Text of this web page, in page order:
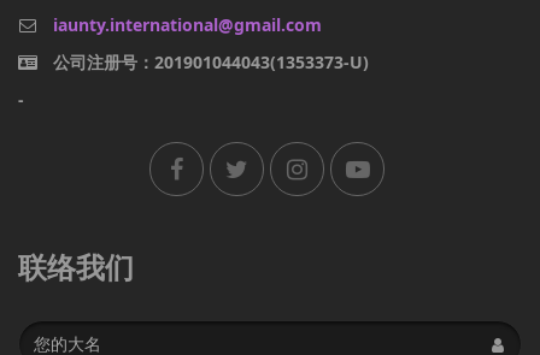
iaunty.international@gmail.com
公司注册号：201901044043(1353373-U)
-
联络我们
Name